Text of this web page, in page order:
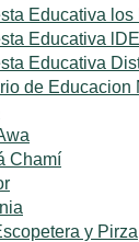
Educativa los
Educativa
Educativa
de Educacion
Chamí
y Pirza